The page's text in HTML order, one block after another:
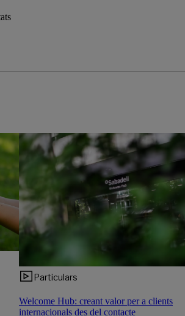
Particulars
Welcome Hub: creant valor per a clients
internacionals des del contacte